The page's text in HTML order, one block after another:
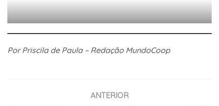
.
Por Priscila de Paula – Redação MundoCoop
ANTERIOR